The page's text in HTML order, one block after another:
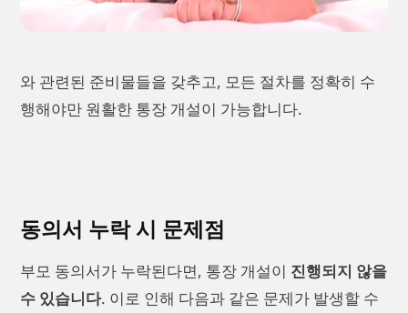
와 관련된 준비물들을 갖추고, 모든 절차를 정확히 수
행해야만 원활한 통장 개설이 가능합니다.
동의서 누락 시 문제점
부모 동의서가 누락된다면, 통장 개설이 진행되지 않을
수 있습니다. 이로 인해 다음과 같은 문제가 발생할 수